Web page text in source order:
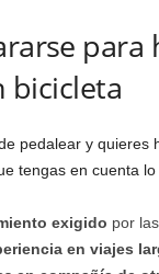
para
bicicleta
pedalear y quieres
tengas en cuenta
exigido por
en viajes